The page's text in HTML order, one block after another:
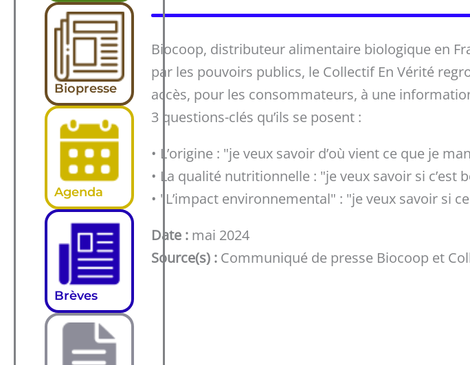
Biopresse
Agenda
Brèves
Biocoop, distributeur alimentaire biologique en
par les pouvoirs publics, le Collectif En Vérité
accès, pour les consommateurs, à une
3 questions-clés qu’ils se posent :
• L’origine : "je veux savoir d’où vient ce que je
• La qualité nutritionnelle : "je veux savoir si c’est
• "L’impact environnemental" : "je veux savoir si
Date : mai 2024
Source(s) : Communiqué de presse Biocoop et